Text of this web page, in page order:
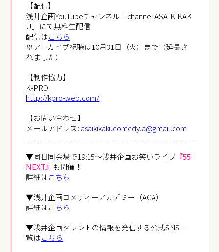
【配信】
浅井企画YouTubeチャンネル「channel ASAIKIKAK
U」にて無料生配信
配信はこちら
※アーカイブ視聴は10月31日（火）まで（延長さ
れました）
【制作協力】
K-PRO
http://kpro-web.com/
【お問い合わせ】
メールアドレス: asaikikakucomedy.a@gmail.com
▼同日同会場で19:15～浅井企画お笑いライブ 『55
NEXT』 も開催！
詳細はこちら
▼浅井企画コメディーアカデミー（ACA）
詳細はこちら
▼浅井企画タレントの情報を発信する公式SNS一
覧はこちら